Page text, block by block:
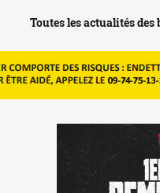
Toutes les actualités